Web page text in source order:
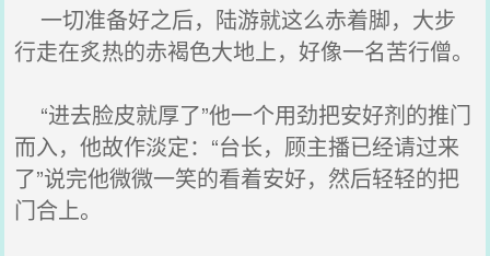
一切准备好之后，陆游就这么赤着脚，大步
行走在炙热的赤褐色大地上，好像一名苦行僧。
“进去脸皮就厚了”他一个用劲把安好剂的推门
而入，他故作淡定：“台长，顾主播已经请过来
了”说完他微微一笑的看着安好，然后轻轻的把
门合上。